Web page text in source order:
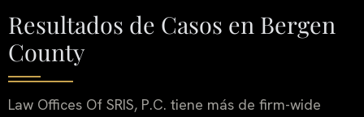
Resultados de Casos en Bergen
County
Law Offices Of SRIS, P.C. tiene más de firm-wide